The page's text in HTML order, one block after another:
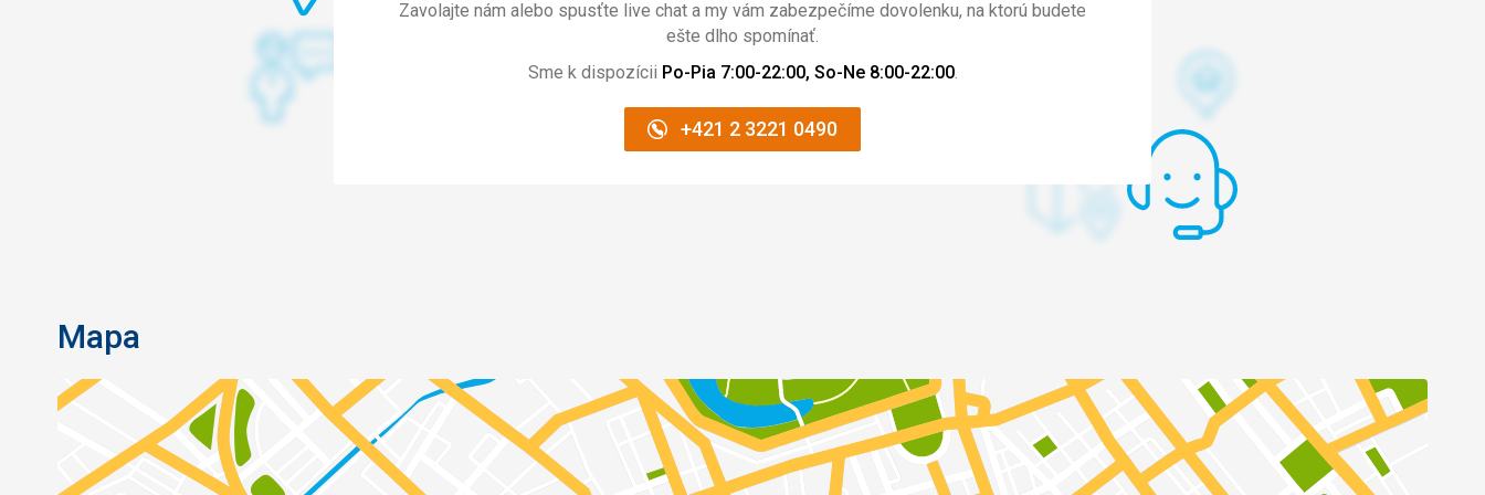
Zavolajte nám alebo spusťte live chat a my vám zabezpečíme dovolenku, na ktorú budete
ešte dlho spomínať.
Sme k dispozícii Po-Pia 7:00-22:00, So-Ne 8:00-22:00.
+421 2 3221 0490
Mapa